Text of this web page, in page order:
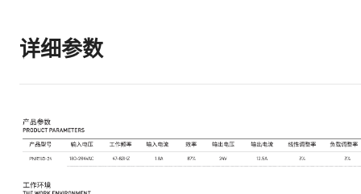
详细参数